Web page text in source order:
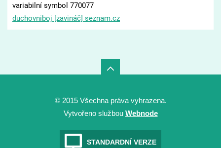
variabilní symbol 770077
duchovniboj [zavináč] seznam.cz
© 2015 Všechna práva vyhrazena.
Vytvořeno službou Webnode
STANDARDNÍ VERZE